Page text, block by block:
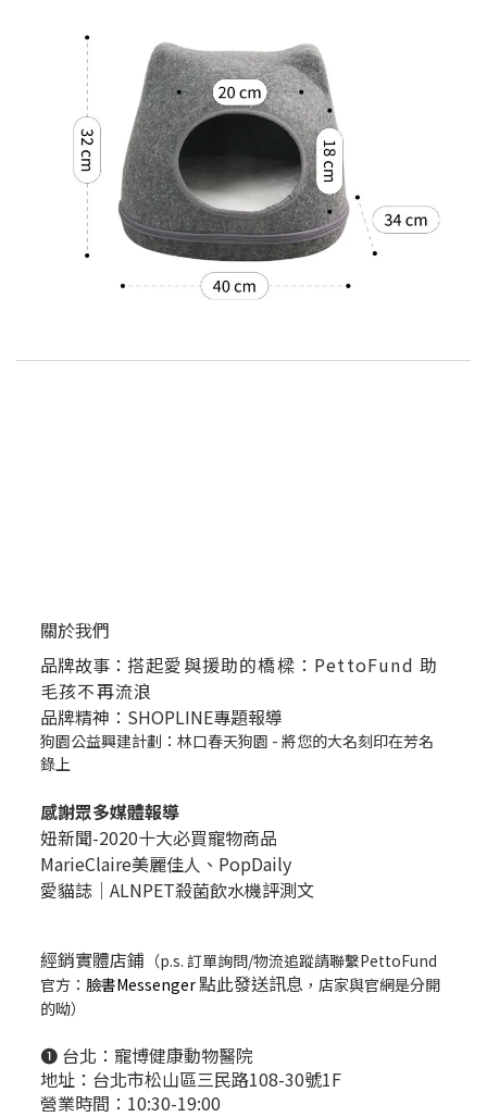
關於我們
品牌故事： 搭起愛與援助的橋樑：PettoFund 助
毛孩不再流浪
品牌精神：SHOPLINE專題報導
狗園公益興建計劃：林口春天狗園 - 將您的大名刻印在芳名
錄上
感謝眾多媒體報導
妞新聞-2020十大必買寵物商品
MarieClaire美麗佳人、 PopDaily
愛貓誌｜ALNPET殺菌飲水機評測文
經銷實體店鋪 （p.s. 訂單詢問/物流追蹤請聯繫PettoFund
官方： 臉書Messenger點此發送訊息 ，店家與官網是分開
的呦）
❶ 台北： 寵博健康動物醫院
地址：台北市松山區三民路108-30號1F
營業時間：10:30-19:00